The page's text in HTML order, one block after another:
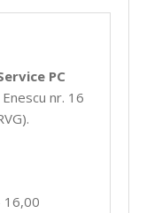
PC
nr. 16
16,00